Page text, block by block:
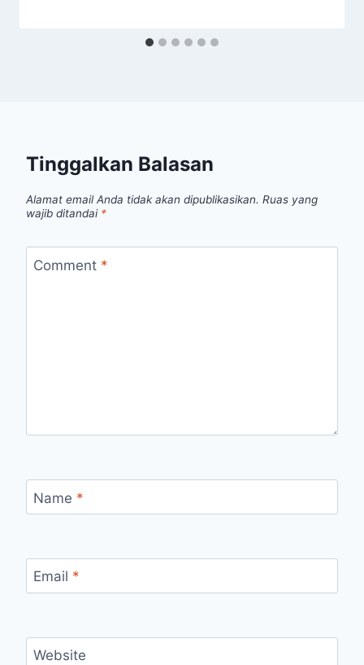
Tinggalkan Balasan
Alamat email Anda tidak akan dipublikasikan. Ruas yang
wajib ditandai *
Comment *
Name *
Email *
Website